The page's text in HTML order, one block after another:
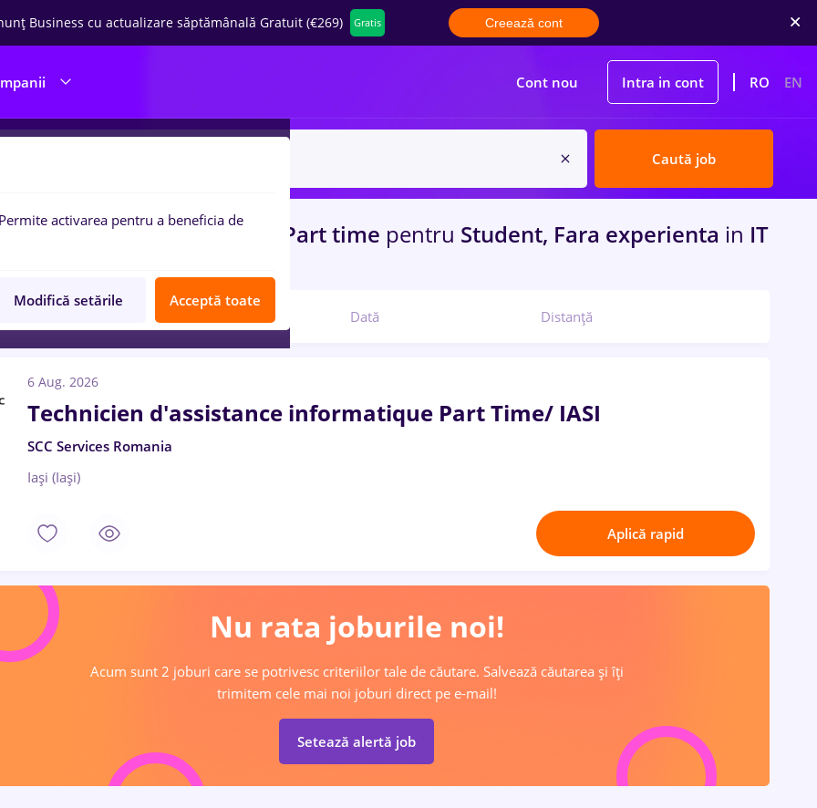
Business cu actualizare săptămânală Gratuit (€269) Gratis Creează cont
Cont nou Intra in cont RO EN
Caută job
de muncaprime kapital, Part time pentru Student, Fara experienta in IT
Relevanță Dată Distanță
6 Aug. 2026
Technicien d'assistance informatique Part Time/ IASI
SCC Services Romania
Iași (Iași)
Aplică rapid
Nu rata joburile noi!
Acum sunt 2 joburi care se potrivesc criteriilor tale de căutare. Salvează căutarea și îți
trimitem cele mai noi joburi direct pe e-mail!
Setează alertă job
Permite activarea pentru a beneficia de
Modifică setările Acceptă toate